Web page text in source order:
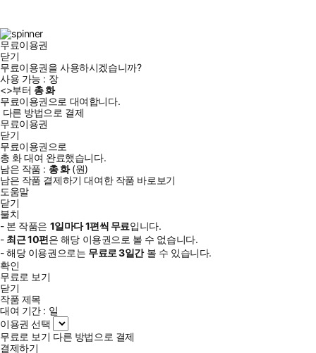
무료이용권
닫기
무료이용권을 사용하시겠습니까?
사용 가능 : 장
<>부터 총화
무료이용권으로 대여합니다.
다른 방법으로 결제
무료이용권
닫기
무료이용권으로
총 화대여 완료했습니다.
남은 작품 : 총화(원)
남은 작품 결제하기 대여한 작품 바로보기
도움말
닫기
불치
- 본 작품은 1일마다1편씩 무료입니다.
- 최근10편은 해당 이용권으로 볼 수 없습니다.
- 해당 이용권으로는 무료로3일간볼 수 있습니다.
확인
무료로 보기
닫기
작품 제목
대여 기간 : 일
이용권 선택
무료로 보기 다른 방법으로 결제
결제하기